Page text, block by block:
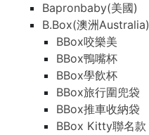
Bapronbaby(美國)
B.Box(澳洲Australia)
BBox咬樂美
BBox鴨嘴杯
BBox學飲杯
BBox旅行圍兜袋
BBox推車收納袋
BBox Kitty聯名款